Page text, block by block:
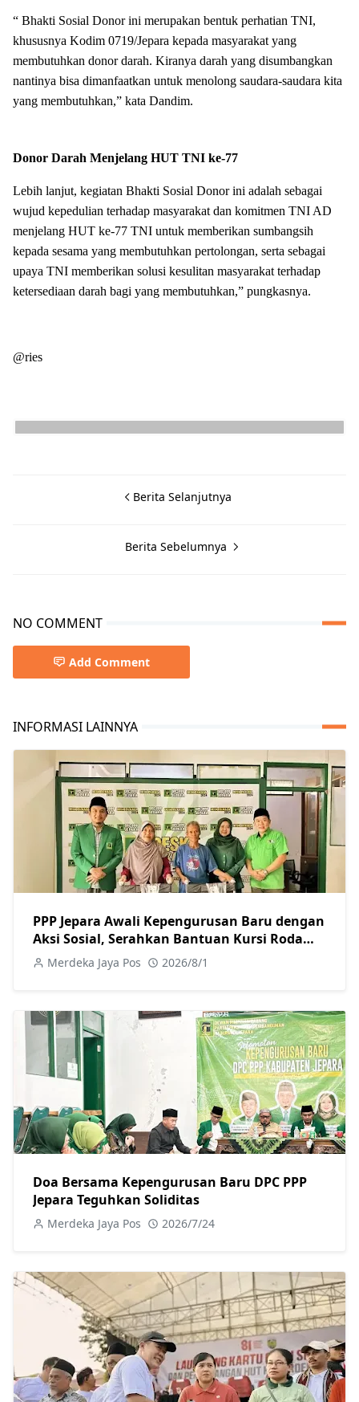
“ Bhakti Sosial Donor ini merupakan bentuk perhatian TNI,
khususnya Kodim 0719/Jepara kepada masyarakat yang
membutuhkan donor darah. Kiranya darah yang disumbangkan
nantinya bisa dimanfaatkan untuk menolong saudara-saudara kita
yang membutuhkan,” kata Dandim.
Donor Darah Menjelang HUT TNI ke-77
Lebih lanjut, kegiatan Bhakti Sosial Donor ini adalah sebagai
wujud kepedulian terhadap masyarakat dan komitmen TNI AD
menjelang HUT ke-77 TNI untuk memberikan sumbangsih
kepada sesama yang membutuhkan pertolongan, serta sebagai
upaya TNI memberikan solusi kesulitan masyarakat terhadap
ketersediaan darah bagi yang membutuhkan,” pungkasnya.
@ries
Berita Selanjutnya
Berita Sebelumnya
NO COMMENT
Add Comment
INFORMASI LAINNYA
PPP Jepara Awali Kepengurusan Baru dengan
Aksi Sosial, Serahkan Bantuan Kursi Roda
kepada Warga
Merdeka Jaya Pos 2026/8/1
Doa Bersama Kepengurusan Baru DPC PPP
Jepara Teguhkan Soliditas
Merdeka Jaya Pos 2026/7/24